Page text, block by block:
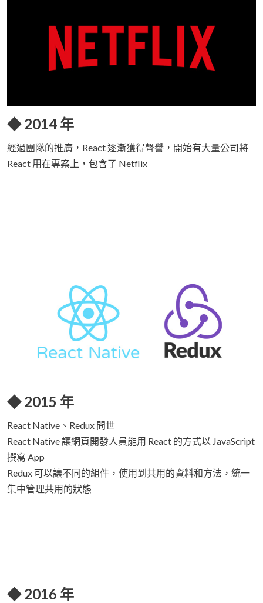
◆ 2014 年
經過團隊的推廣，React 逐漸獲得聲譽，開始有大量公司將
React 用在專案上，包含了 Netflix
◆ 2015 年
React Native、Redux 問世
React Native 讓網頁開發人員能用 React 的方式以 JavaScript
撰寫 App
Redux 可以讓不同的組件，使用到共用的資料和方法，統一
集中管理共用的狀態
◆ 2016 年